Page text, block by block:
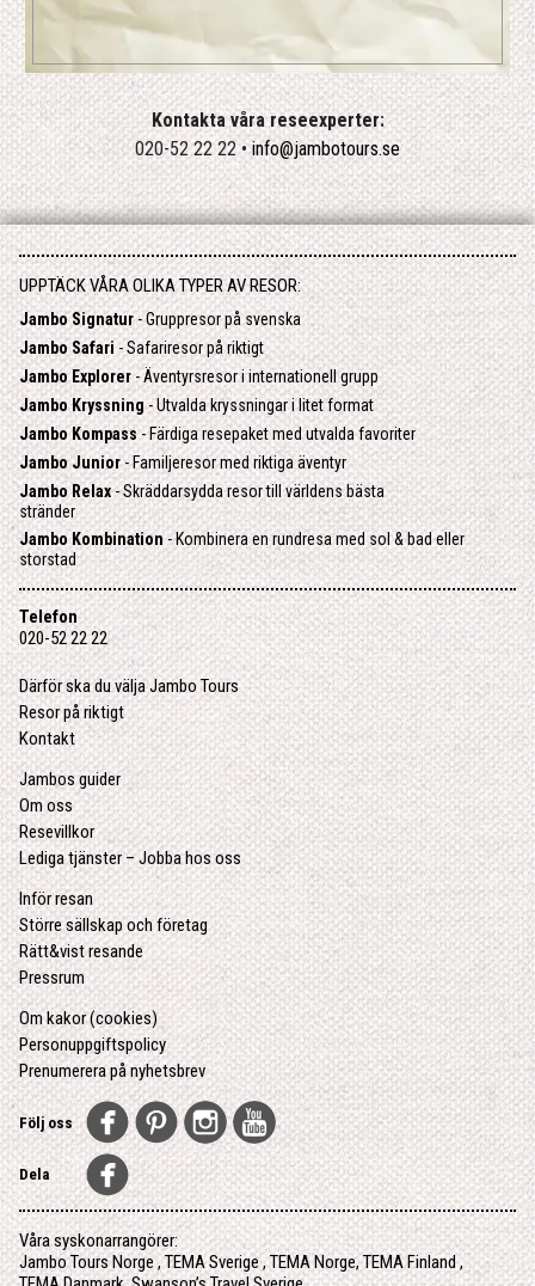
Kontakta våra reseexperter:
020-52 22 22 •info@jambotours.se
UPPTÄCK VÅRA OLIKA TYPER AV RESOR:
Jambo Signatur- Gruppresor på svenska
Jambo Safari - Safariresor på riktigt
Jambo Explorer- Äventyrsresor i internationell grupp
Jambo Kryssning- Utvalda kryssningar i litet format
Jambo Kompass- Färdiga resepaket med utvalda favoriter
Jambo Junior- Familjeresor med riktiga äventyr
Jambo Relax- Skräddarsydda resor till världens bästa
stränder
Jambo Kombination- Kombinera en rundresa med sol & bad eller
storstad
Telefon
020-52 22 22
Därför ska du välja Jambo Tours
Resor på riktigt
Kontakt
Jambos guider
Om oss
Resevillkor
Lediga tjänster – Jobba hos oss
Inför resan
Större sällskap och företag
Rätt&vist resande
Pressrum
Om kakor (cookies)
Personuppgiftspolicy
Prenumerera på nyhetsbrev
Följ oss
Dela
Våra syskonarrangörer:
Jambo Tours Norge ,TEMA Sverige,TEMA Norge,TEMA Finland,